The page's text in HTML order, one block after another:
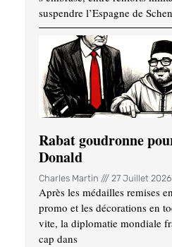
suspendre l’Espagne de
Rabat goudronne
Donald
Charles Martin 27 Juillet 2026
Après les médailles remises
promo et les décorations en
vite, la diplomatie mondiale
cap dans